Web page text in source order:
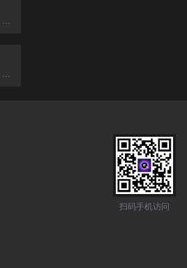
扫码手机访问